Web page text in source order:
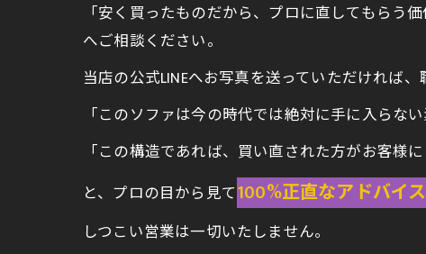
「安く買ったものだから、プロに直してもらう
へご相談ください。
当店の公式LINEへお写真を送っていただければ、
「このソファは今の時代では絶対に手に入らな
「この構造であれば、買い直された方がお客様
と、プロの目から見て100%正直なアドバイス
しつこい営業は一切いたしません。